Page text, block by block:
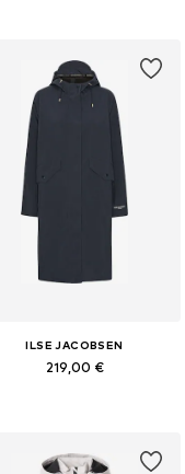
ILSE JACOBSEN
219,00 €